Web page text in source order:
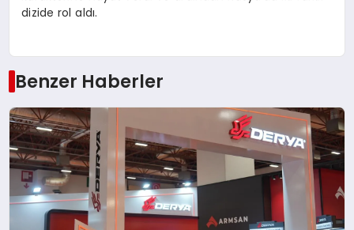
dizide rol aldı.
Benzer Haberler